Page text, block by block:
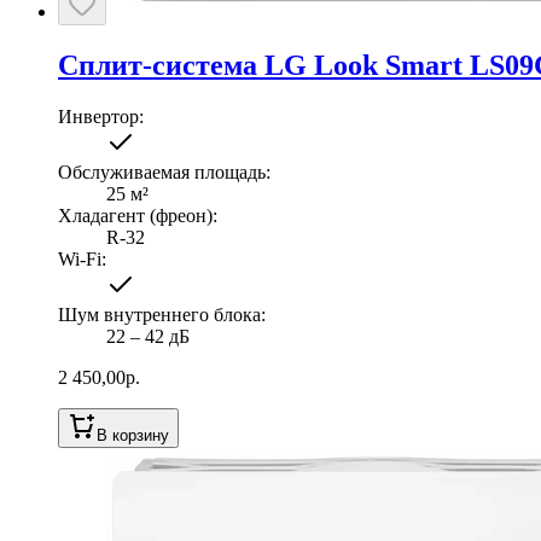
Сплит-система LG Look Smart
Инвертор:
Обслуживаемая площадь:
25 м²
Хладагент (фреон):
R-32
Wi-Fi:
Шум внутреннего блока:
22 ‒ 42 дБ
2 450,00р.
В корзину